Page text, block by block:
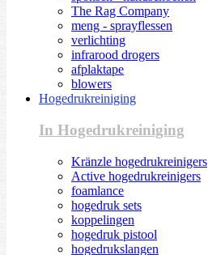
The Rag Company
meng - sprayflessen
verlichting
infrarood drogers
afplaktape
blowers
Hogedrukreiniging
In Hogedrukreiniging
Kränzle hogedrukreinigers
Active hogedrukreinigers
foamlance
hogedruk sets
koppelingen
hogedruk pistool
hogedrukslangen